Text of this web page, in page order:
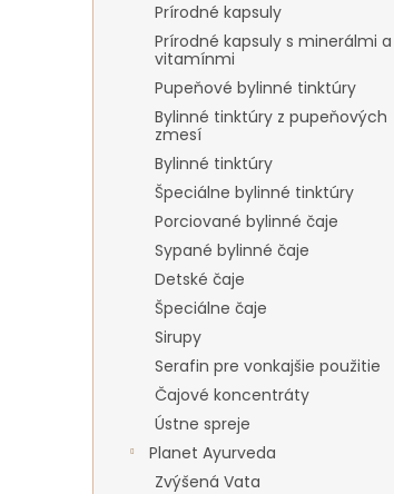
Prírodné kapsuly
Prírodné kapsuly s minerálmi a
vitamínmi
Pupeňové bylinné tinktúry
Bylinné tinktúry z pupeňových
zmesí
Bylinné tinktúry
Špeciálne bylinné tinktúry
Porciované bylinné čaje
Sypané bylinné čaje
Detské čaje
Špeciálne čaje
Sirupy
Serafin pre vonkajšie použitie
Čajové koncentráty
Ústne spreje
Planet Ayurveda
Zvýšená Vata